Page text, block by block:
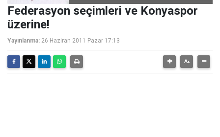
Federasyon seçimleri ve Konyaspor
üzerine!
Yayınlanma: 26 Haziran 2011 Pazar 17:13